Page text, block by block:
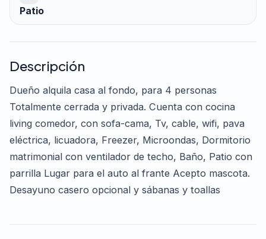
Patio
Descripción
Dueño alquila casa al fondo, para 4 personas
Totalmente cerrada y privada. Cuenta con cocina
living comedor, con sofa-cama, Tv, cable, wifi, pava
eléctrica, licuadora, Freezer, Microondas, Dormitorio
matrimonial con ventilador de techo, Baño, Patio con
parrilla Lugar para el auto al frante Acepto mascota.
Desayuno casero opcional y sábanas y toallas